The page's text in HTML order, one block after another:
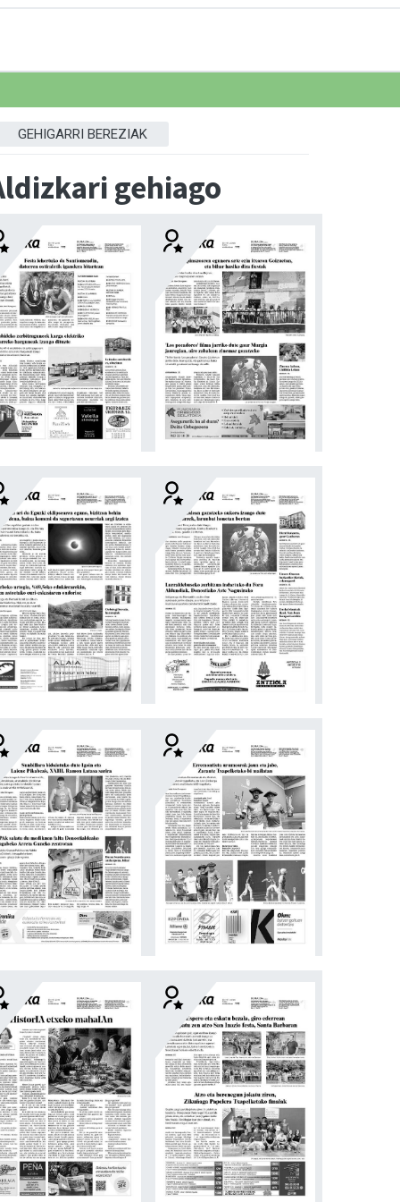
GEHIGARRI BEREZIAK
gehiago